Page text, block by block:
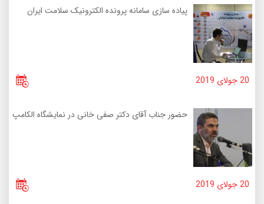
پیاده سازی سامانه پرونده الکترونیک سلامت ایران
20 جولای 2019
حضور جناب آقای دکتر صفی خانی در نمایشگاه الکامپ
20 جولای 2019